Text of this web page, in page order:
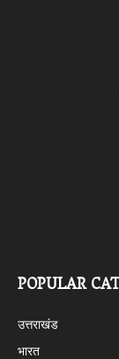
POPULAR
उत्तराखंड
भारत